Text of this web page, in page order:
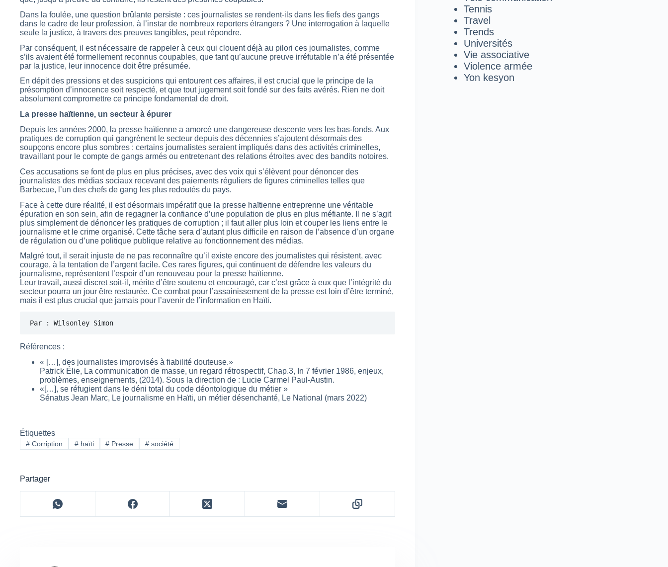
Dans la foulée, une question brûlante persiste : ces journalistes se rendent-ils dans les fiefs des gangs
dans le cadre de leur profession, à l’instar de nombreux reporters étrangers ? Une interrogation à laquelle
seule la justice, à travers des preuves tangibles, peut répondre.
Par conséquent, il est nécessaire de rappeler à ceux qui clouent déjà au pilori ces journalistes, comme
s’ils avaient été formellement reconnus coupables, que tant qu’aucune preuve irréfutable n’a été présentée
par la justice, leur innocence doit être présumée.
En dépit des pressions et des suspicions qui entourent ces affaires, il est crucial que le principe de la
présomption d’innocence soit respecté, et que tout jugement soit fondé sur des faits avérés. Rien ne doit
absolument compromettre ce principe fondamental de droit.
La presse haïtienne, un secteur à épurer
Depuis les années 2000, la presse haïtienne a amorcé une dangereuse descente vers les bas-fonds. Aux
pratiques de corruption qui gangrènent le secteur depuis des décennies s’ajoutent désormais des
soupçons encore plus sombres : certains journalistes seraient impliqués dans des activités criminelles,
travaillant pour le compte de gangs armés ou entretenant des relations étroites avec des bandits notoires.
Ces accusations se font de plus en plus précises, avec des voix qui s’élèvent pour dénoncer des
journalistes des médias sociaux recevant des paiements réguliers de figures criminelles telles que
Barbecue, l’un des chefs de gang les plus redoutés du pays.
Face à cette dure réalité, il est désormais impératif que la presse haïtienne entreprenne une véritable
épuration en son sein, afin de regagner la confiance d’une population de plus en plus méfiante. Il ne s’agit
plus simplement de dénoncer les pratiques de corruption ; il faut aller plus loin et couper les liens entre le
journalisme et le crime organisé. Cette tâche sera d’autant plus difficile en raison de l’absence d’un organe
de régulation ou d’une politique publique relative au fonctionnement des médias.
Malgré tout, il serait injuste de ne pas reconnaître qu’il existe encore des journalistes qui résistent, avec
courage, à la tentation de l’argent facile. Ces rares figures, qui continuent de défendre les valeurs du
journalisme, représentent l’espoir d’un renouveau pour la presse haïtienne.
Leur travail, aussi discret soit-il, mérite d’être soutenu et encouragé, car c’est grâce à eux que l’intégrité du
secteur pourra un jour être restaurée. Ce combat pour l’assainissement de la presse est loin d’être terminé,
mais il est plus crucial que jamais pour l’avenir de l’information en Haïti.
Par : Wilsonley Simon
Références :
« […], des journalistes improvisés à fiabilité douteuse.»
Patrick Élie, La communication de masse, un regard rétrospectif, Chap.3, In 7 février 1986, enjeux,
problèmes, enseignements, (2014). Sous la direction de : Lucie Carmel Paul-Austin.
«[…], se réfugient dans le déni total du code déontologique du métier »
Sénatus Jean Marc, Le journalisme en Haïti, un métier désenchanté, Le National (mars 2022)
Étiquettes
#Corription #haïti # Presse # société
Partager
Tennis
Travel
Trends
Universités
Vie associative
Violence armée
Yon kesyon